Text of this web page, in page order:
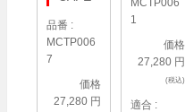
品番 :
MCTP006
7
価格
27,280 円
1
価格
27,280 円
(税込)
適合 :